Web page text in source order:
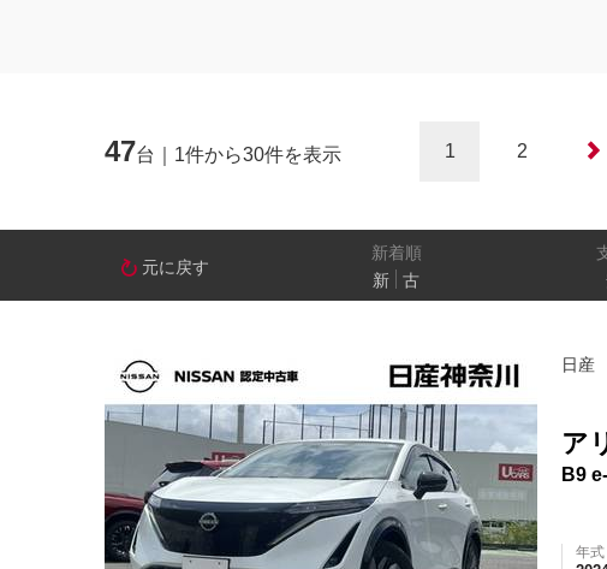
パーキングアシスト
車線逸脱警報 プロパ
人気の装備
LEDヘッドライト
アイドリングストップ
装備仕様
47台｜1件から30件を表示 1 2
元に戻す
新着順
新
古
日産
ア
B9
年式